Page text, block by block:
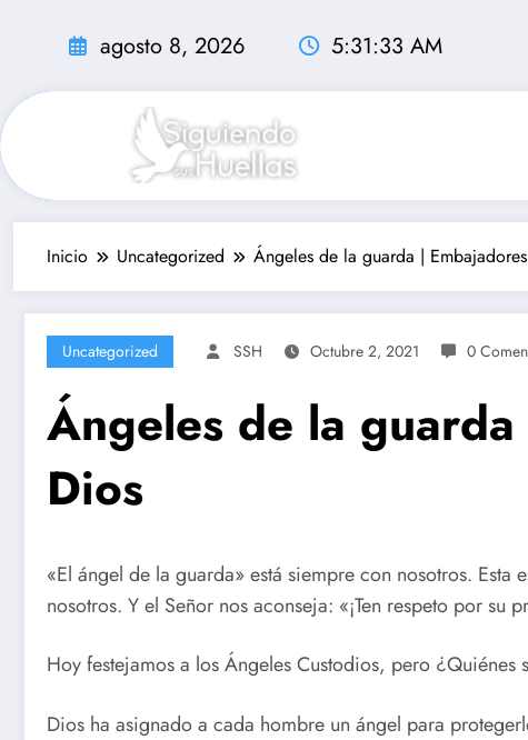
agosto 8, 2026 5:31:34 AM
Inicio Uncategorized Ángeles de la guarda |
Uncategorized SSH Octubre 2, 2021 0
Ángeles de la
Dios
«El ángel de la guarda» está siempre con nosotros.
nosotros. Y el Señor nos aconseja: «¡Ten respeto por su
Hoy festejamos a los Ángeles Custodios, pero ¿Quiénes
Dios ha asignado a cada hombre un ángel para